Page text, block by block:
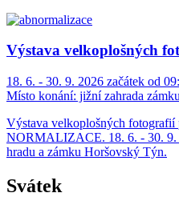
Výstava velkoplošných
18. 6. - 30. 9. 2026 začátek od
Místo konání: jižní zahrada
Výstava velkoplošných
NORMALIZACE. 18. 6. - 30. 9.
hradu a zámku Horšovský Týn.
Svátek